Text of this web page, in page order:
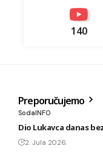
140
Preporučujemo
SodaINFO
Dio Lukavca danas
2. Jula 2026.